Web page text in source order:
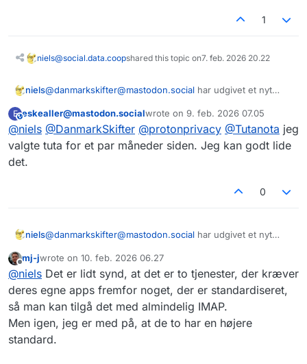
1
niels@social.data.coopshared this topic on7. feb. 2026 20.22
niels@danmarkskifter@mastodon.social har udgivet et nyt
anbefaler@protonprivacy@mastodon.socialog
@Tutanota@mastodon.social
https://danmarkskifter.dk/skiftekit-til-email/
#DanmarkSkifter
EThis user is from outside of this forum
eskealler@mastodon.socialwrote on 9. feb. 2026 07.05
sidst redigeret af
@niels @DanmarkSkifter @protonprivacy @Tutanota jeg
valgte tuta for et par måneder siden. Jeg kan godt lide
det.
0
niels@danmarkskifter@mastodon.social har udgivet et nyt
anbefaler@protonprivacy@mastodon.social
@Tutanota@mastodon.social
https://danmarkskifter.dk/skiftekit-til-email/
#DanmarkSkifter
Offline
mj-jwrote on 10. feb. 2026 06.27
sidst redigeret af
@niels Det er lidt synd, at det er to tjenester, der kræver
deres egne apps fremfor noget, der er standardiseret,
så man kan tilgå det med almindelig IMAP.
Men igen, jeg er med på, at de to har en højere
standard.